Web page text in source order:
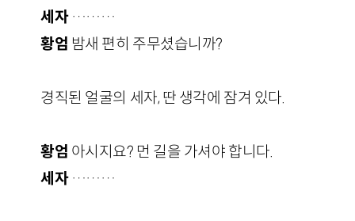
세자………
황엄 밤새 편히 주무셨습니까?
경직된 얼굴의 세자, 딴 생각에 잠겨 있다.
황엄 아시지요? 먼 길을 가셔야 합니다.
세자………